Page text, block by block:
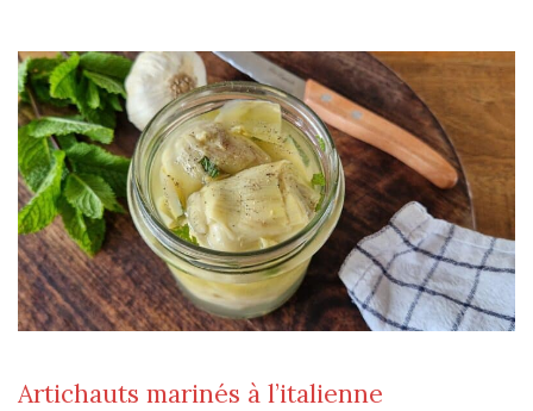
Artichauts marinés à l’italienne